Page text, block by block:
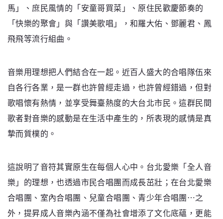
馬」、庶民風情的「安童哥買菜」、原住民歡慶節奏的
「快樂的聚會」與「讚美歌唱」，和羅大佑、鄧麗君、鳳
飛飛等流行組曲。
音樂用理想把人們結合在一起。近百人盛大的合唱隊伍來
自各行各業，是一群也許曾經走過，也許曾經錯過，但對
歌唱懷有熱情，並享受舞臺熱度的大台北市民。這群民間
歌者對音樂的感動是在生活中產生的，所表現的感情是真
摯而質樸的。
這說明了音符其實原生在每個人心中。台北愛樂「全人音
樂」的理想，也透過市民合唱團而成長茁壯；在台北愛樂
合唱團、室內合唱團、兒童合唱團、青少年合唱團⋯之
外，提昇成人音樂內涵不僅為社會增添了文化底蘊，更能